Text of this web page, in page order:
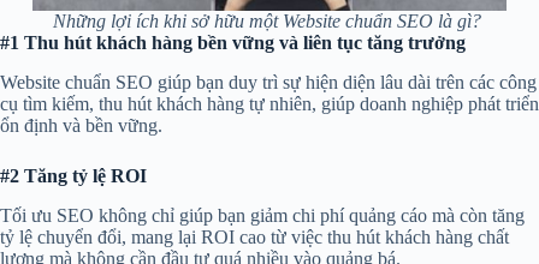
Những lợi ích khi sở hữu một Website chuẩn SEO là gì?
#1 Thu hút khách hàng bền vững và liên tục tăng trưởng
Website chuẩn SEO giúp bạn duy trì sự hiện diện lâu dài trên các công
cụ tìm kiếm, thu hút khách hàng tự nhiên, giúp doanh nghiệp phát triển
ổn định và bền vững.
#2 Tăng tỷ lệ ROI
Tối ưu SEO không chỉ giúp bạn giảm chi phí quảng cáo mà còn tăng
tỷ lệ chuyển đổi, mang lại ROI cao từ việc thu hút khách hàng chất
lượng mà không cần đầu tư quá nhiều vào quảng bá.